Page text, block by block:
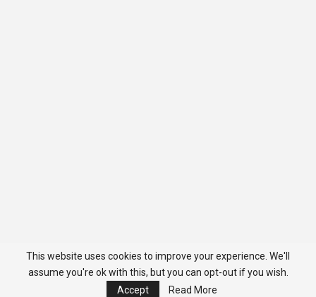
This website uses cookies to improve your experience. We'll
assume you're ok with this, but you can opt-out if you wish.
Accept
Read More